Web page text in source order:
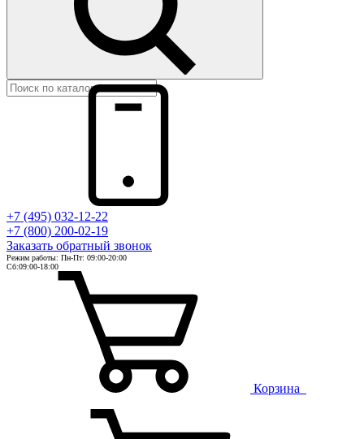
+7 (495) 032-12-22
+7 (800) 200-02-19
Заказать обратный звонок
Режим работы: Пн-Пт: 09:00-20:00
Сб:09:00-18:00
Корзина